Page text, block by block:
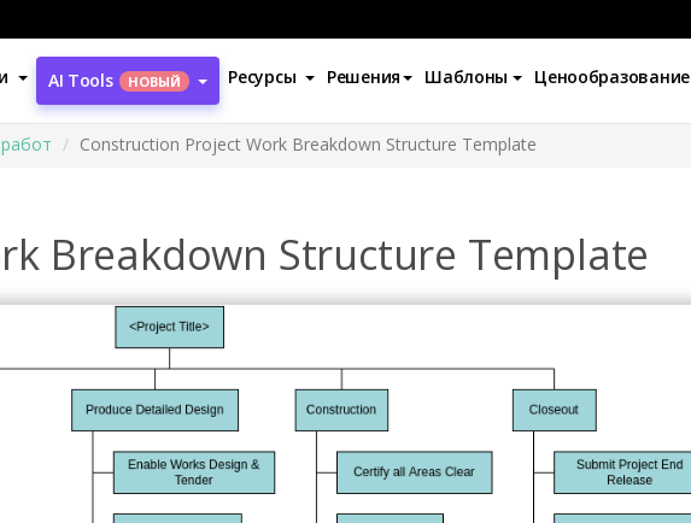
AI Tools НОВЫЙ Ресурсы Решения Шаблоны Ценообразование
Construction Project Work Breakdown Structure Template
Breakdown Structure Template